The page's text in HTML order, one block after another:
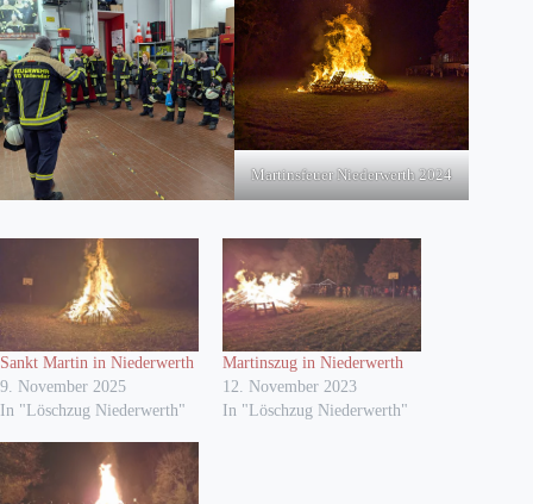
Martinsfeuer Niederwerth 2024
Sankt Martin in Niederwerth
9. November 2025
In "Löschzug Niederwerth"
Martinszug in Niederwerth
12. November 2023
In "Löschzug Niederwerth"